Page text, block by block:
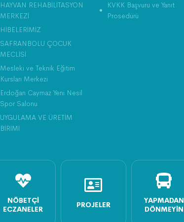
HAYVAN REHABİLİTASYON
MERKEZİ
HİBELERİMİZ
SAFRANBOLU ÇOCUK
MECLİSİ
Mesleki ve Teknik Eğitim
Kursları Merkezi
Erdoğan Caymaz Yeni Nesil
Spor Salonu
UYGULAMA VE ÜRETİM
BİRİMİ
KVKK Başvuru ve Yanıt
Prosedürü
NÖBETÇI
ECZANELER
PROJELER
YAPMADAN
DÖNMEYIN